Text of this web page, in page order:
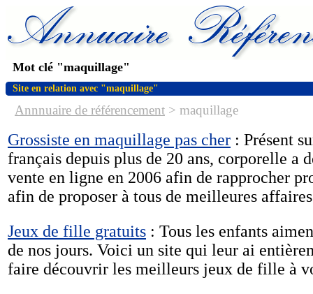
Mot clé "maquillage"
Site en relation avec "maquillage"
Annnuaire de référencement > maquillage
Grossiste en maquillage pas cher : Présent
français depuis plus de 20 ans, corporelle a
vente en ligne en 2006 afin de rapprocher
afin de proposer à tous de meilleures affaires
Jeux de fille gratuits : Tous les enfants
de nos jours. Voici un site qui leur ai
faire découvrir les meilleurs jeux de fille à